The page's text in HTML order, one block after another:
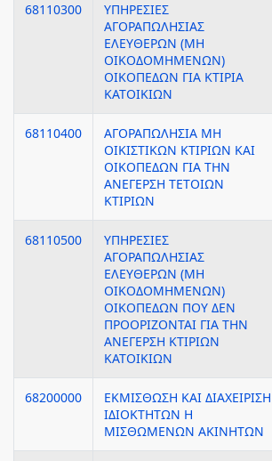
68110300
ΥΠΗΡΕΣΙΕΣ
ΑΓΟΡΑΠΩΛΗΣΙΑΣ
ΕΛΕΥΘΕΡΩΝ (ΜΗ
ΟΙΚΟΔΟΜΗΜΕΝΩΝ)
ΟΙΚΟΠΕΔΩΝ ΓΙΑ ΚΤΙΡΙΑ
ΚΑΤΟΙΚΙΩΝ
68110400
ΑΓΟΡΑΠΩΛΗΣΙΑ ΜΗ
ΟΙΚΙΣΤΙΚΩΝ ΚΤΙΡΙΩΝ ΚΑΙ
ΟΙΚΟΠΕΔΩΝ ΓΙΑ ΤΗΝ
ΑΝΕΓΕΡΣΗ ΤΕΤΟΙΩΝ
ΚΤΙΡΙΩΝ
68110500
ΥΠΗΡΕΣΙΕΣ
ΑΓΟΡΑΠΩΛΗΣΙΑΣ
ΕΛΕΥΘΕΡΩΝ (ΜΗ
ΟΙΚΟΔΟΜΗΜΕΝΩΝ)
ΟΙΚΟΠΕΔΩΝ ΠΟΥ ΔΕΝ
ΠΡΟΟΡΙΖΟΝΤΑΙ ΓΙΑ ΤΗΝ
ΑΝΕΓΕΡΣΗ ΚΤΙΡΙΩΝ
ΚΑΤΟΙΚΙΩΝ
68200000
ΕΚΜΙΣΘΩΣΗ ΚΑΙ ΔΙΑΧΕΙΡΙΣΗ
ΙΔΙΟΚΤΗΤΩΝ Η
ΜΙΣΘΩΜΕΝΩΝ ΑΚΙΝΗΤΩΝ